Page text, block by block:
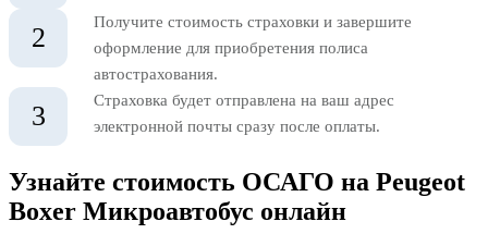
2
Получите стоимость страховки и завершите
оформление для приобретения полиса
автострахования.
3
Страховка будет отправлена на ваш адрес
электронной почты сразу после оплаты.
Узнайте стоимость ОСАГО на Peugeot
Boxer Микроавтобус онлайн